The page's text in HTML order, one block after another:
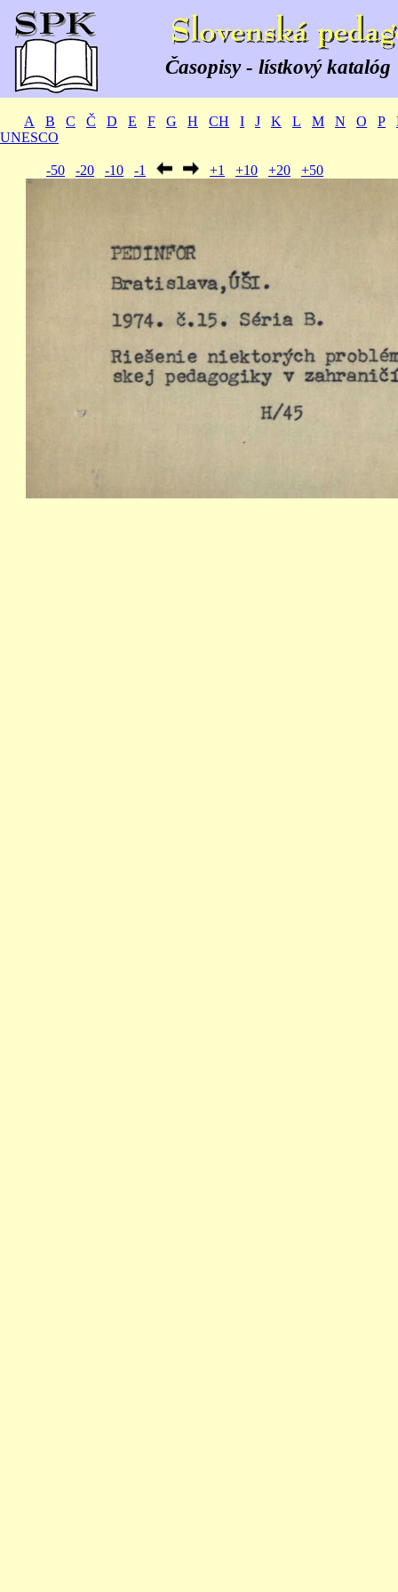
Časopisy - lístkový katalóg
A B C Č D E F G H CH I J K L M N O P
UNESCO
-50 -20 -10 -1 +1 +10 +20 +50